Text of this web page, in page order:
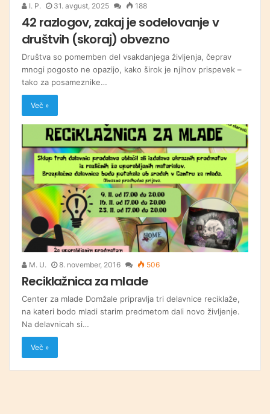
I. P. 31. avgust, 2025 188
42 razlogov, zakaj je sodelovanje v
društvih (skoraj) obvezno
Društva so pomemben del vsakdanjega življenja, čeprav
mnogi pogosto ne opazijo, kako širok je njihov prispevek –
tako za posameznike…
Več »
M. U. 8. november, 2016 506
Reciklažnica za mlade
Center za mlade Domžale pripravlja tri delavnice reciklaže,
na kateri bodo mladi starim predmetom dali novo življenje.
Na delavnicah si…
Več »